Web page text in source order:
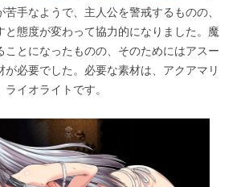
手なようで、主人公を警戒するものの、
と態度が変わって協力的になりました。魔
ことになったものの、そのためにはアスー
が必要でした。必要な素材は、アクアマリ
イオライトです。